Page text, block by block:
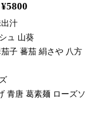
出汁
ュ 山葵
子 蕃茄 絹さや 八方
青唐 葛素麺 ローズソ